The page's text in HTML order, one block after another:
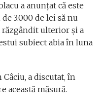
a anunțat că este
3.000 de lei să nu
răzgândit ulterior și a
subiect abia în luna
a discutat, în
această măsură.